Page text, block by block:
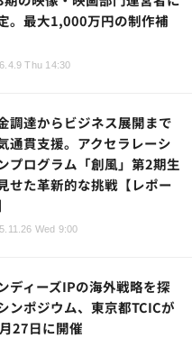
。最大1,000万円の制作補
Thu 14:30
調達からビジネス展開まで
通貫支援。アクセラレーシ
プログラム「創風」第2期生
せた革新的な挑戦【レポー
Wed 9:00
ディーズIPの海外戦略を探
ンポジウム、東京都TCICが
27日に開催